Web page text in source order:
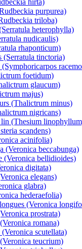
purpurea)
triloba)
heterophylla)
nudicaulis)
rhaponticum)
(Serratula tinctoria)
foetidum)
glaucum)
majus)
(Thalictrum minus)
nigricans)
lin (Thesium
scandens)
acinifolia)
(Veronica beccabunga)
(Veronica bellidioides)
digitata)
elegans)
glabra)
hederaefolia)
(Veronica
prostrata)
romana)
scutellata)
teucrium)